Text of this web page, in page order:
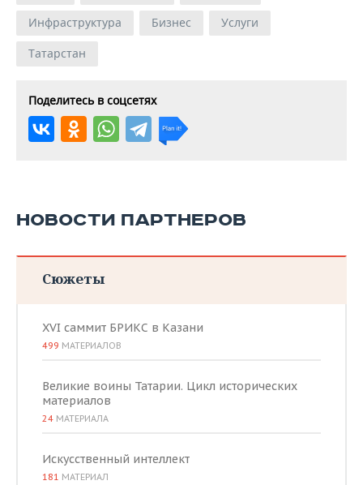
Инфраструктура
Бизнес
Услуги
Татарстан
Поделитесь в соцсетях
НОВОСТИ ПАРТНЕРОВ
Сюжеты
XVI саммит БРИКС в Казани
499 МАТЕРИАЛОВ
Великие воины Татарии. Цикл исторических
материалов
24 МАТЕРИАЛА
Искусственный интеллект
181 МАТЕРИАЛ